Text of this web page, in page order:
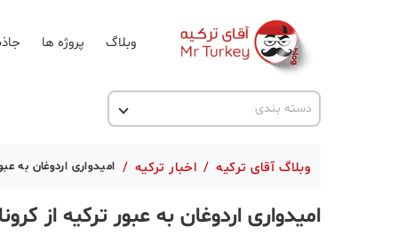
وبلاگ پروژه ها
دسته بندی
اخبار ترکیه
ترکیه گردی
وبلاگ آقای ترکیه / اخبار ترکیه / امیدواری اردوغان به
امیدواری اردوغان به عبور ترکیه از